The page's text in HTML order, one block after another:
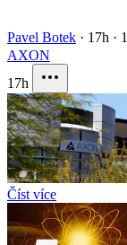
Pavel Botek · 17h ·
AXON
17h
Číst více